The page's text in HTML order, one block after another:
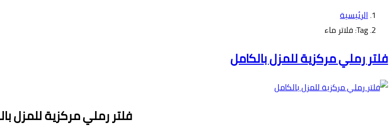
الرئيسية
Tag: فلاتر ماء
فلتر رملي مركزية للمزل بالكامل
فلتر رملي مركزية للمزل